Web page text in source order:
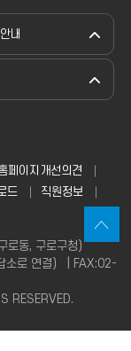
내
페이지개선의견
드
직원정보
로동, 구로구청）
로 연결） | FAX:02-
RESERVED.